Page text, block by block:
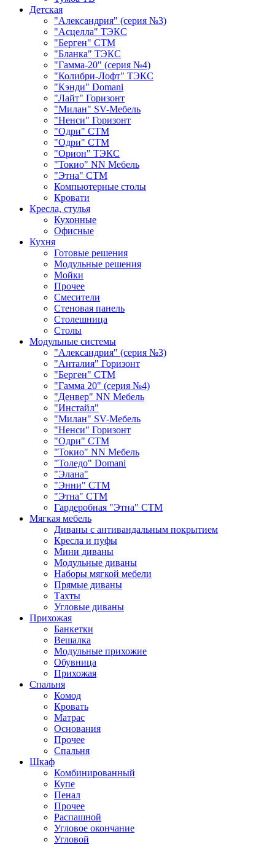
Детская
"Александрия" (серия №3)
"Асцелла" ТЭКС
"Берген" СТМ
"Бланка" ТЭКС
"Гамма-20" (серия №4)
"Колибри-Лофт" ТЭКС
"Кэнди" Domani
"Лайт" Горизонт
"Милан" SV-Мебель
"Ненси" Горизонт
"Одри" СТМ
"Одри" СТМ
"Орион" ТЭКС
"Токио" NN Мебель
"Этна" СТМ
Компьютерные столы
Кровати
Кресла, стулья
Кухонные
Офисные
Кухня
Готовые решения
Модульные решения
Мойки
Прочее
Смесители
Стеновая панель
Столешница
Столы
Модульные системы
"Александрия" (серия №3)
"Анталия" Горизонт
"Берген" СТМ
"Гамма 20" (серия №4)
"Денвер" NN Мебель
"Инстайл"
"Милан" SV-Мебель
"Ненси" Горизонт
"Одри" СТМ
"Токио" NN Мебель
"Толедо" Domani
"Элана"
"Энни" СТМ
"Этна" СТМ
Гардеробная "Этна" СТМ
Мягкая мебель
Диваны с антивандальным покрытием
Кресла и пуфы
Мини диваны
Модульные диваны
Наборы мягкой мебели
Прямые диваны
Тахты
Угловые диваны
Прихожая
Банкетки
Вешалка
Модульные прихожие
Обувница
Прихожая
Спальня
Комод
Кровать
Матраc
Основания
Прочее
Спальня
Шкаф
Комбинированный
Купе
Пенал
Прочее
Распашной
Угловое окончание
Угловой